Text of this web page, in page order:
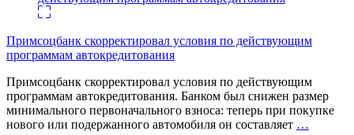
Примсоцбанк скорректировал условия по действующим
программам автокредитования
Примсоцбанк скорректировал условия по действующим
программам автокредитования. Банком был снижен размер
минимального первоначального взноса: теперь при покупке
нового или подержанного автомобиля он составляет …